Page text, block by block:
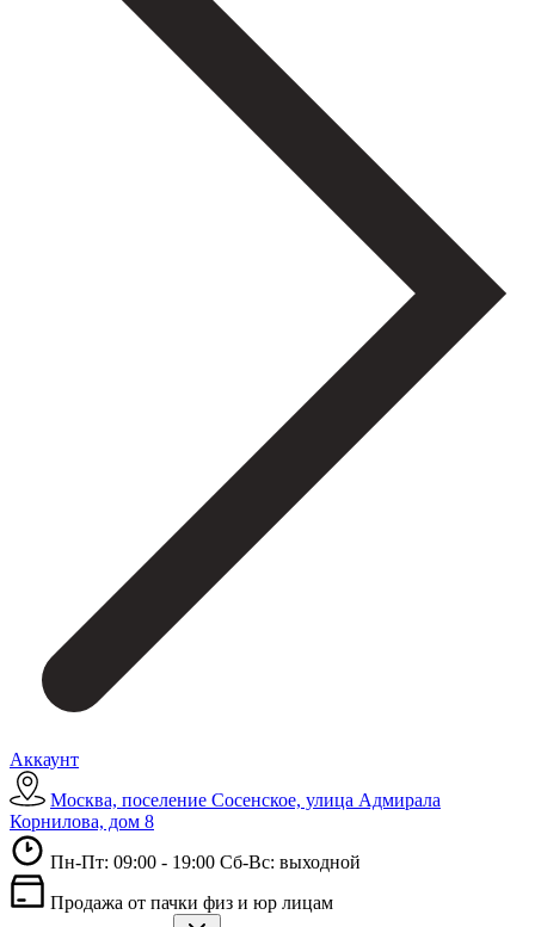
Аккаунт
Москва, поселение Сосенское, улица Адмирала
Корнилова, дом 8
Пн-Пт: 09:00 - 19:00 Сб-Вс: выходной
Продажа от пачки физ и юр лицам